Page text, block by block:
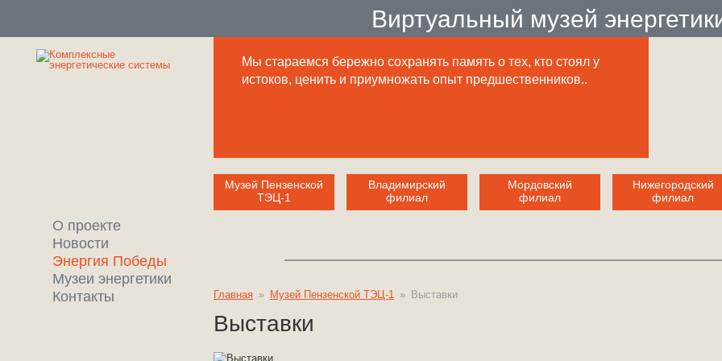
Виртуальный музей
Мы стараемся бережно сохранять память о тех, кто стоял у
истоков, ценить и приумножать опыт предшественников..
Музей Пензенской
ТЭЦ-1
Владимирский
филиал
Мордовский
филиал
Нижегородский
филиал
Главная » Музей Пензенской ТЭЦ-1 » Выставки
Выставки
О проекте
Новости
Энергия Победы
Музеи энергетики
Контакты